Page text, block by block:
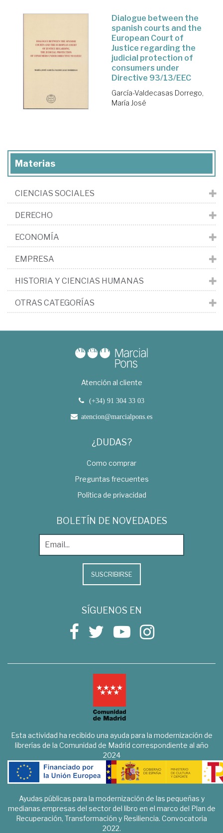
Dialogue between the
spanish courts and the
European Court of
Justice regarding the
judicial protection of
consumers under
Directive 93/13/EEC
García-Valdecasas Dorrego,
María José
Materias
CIENCIAS SOCIALES
DERECHO
ECONOMÍA
EMPRESA
HISTORIA Y CIENCIAS HUMANAS
OTRAS CATEGORÍAS
Atención al cliente
(+34) 91 304 33 03
atencion@marcialpons.es
¿DUDAS?
Como comprar
Preguntas frecuentes
Política de privacidad
BOLETÍN DE NOVEDADES
SUSCRIBIRSE
SÍGUENOS EN
Esta actividad ha recibido una ayuda para la modernización de
librerías de la Comunidad de Madrid correspondiente al año
2024
Ayudas públicas para la modernización de las pequeñas y
medianas empresas del sector del libro en el marco del Plan de
Recuperación, Transformación y Resiliencia. Convocatoria
2022.